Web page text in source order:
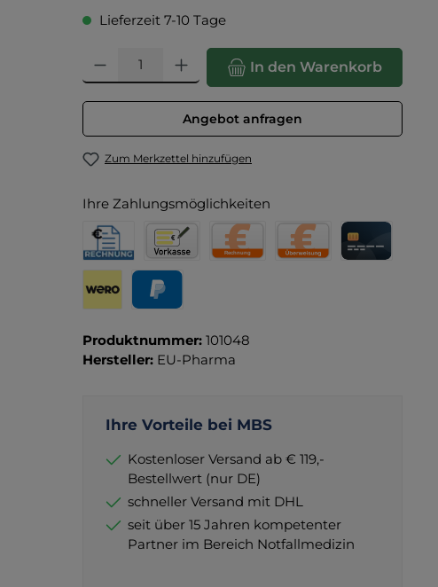
Lieferzeit 7-10 Tage
Produkt Anzahl: Gib den gewünschten Wert ein oder
In den Warenkorb
Angebot anfragen
Zum Merkzettel hinzufügen
Ihre Zahlungsmöglichkeiten
Rechnung für Behörden
Vorkasse
Produktnummer: 101048
Hersteller: EU-Pharma
Ihre Vorteile bei MBS
Kostenloser Versand ab € 119,-
Bestellwert (nur DE)
schneller Versand mit DHL
seit über 15 Jahren kompetenter
Partner im Bereich Notfallmedizin